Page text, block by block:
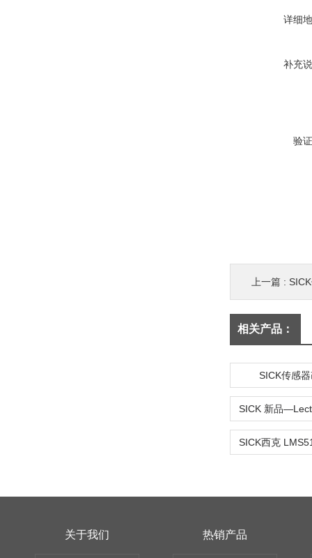
详细
补充
验
上一篇 :
相关产品：
SICK传感
关于我们 热销产品